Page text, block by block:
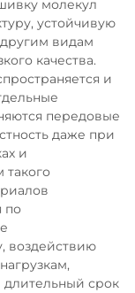
молекул
устойчивую
видам
качества.
и
передовые
даже при
и
такого
по
воздействию
срок